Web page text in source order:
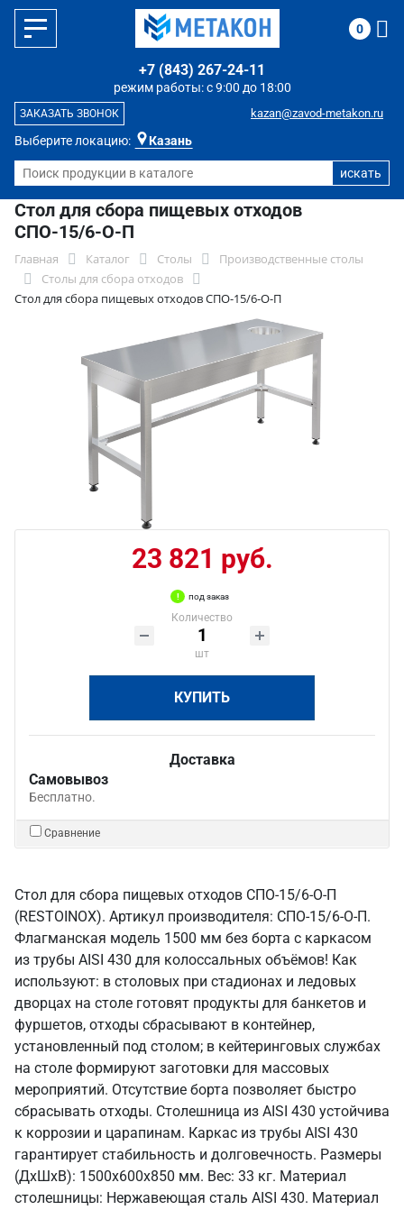
Выберите локацию: Казань
режим работы: с 9:00 до 18:00
+7 (843) 267-24-11
kazan@zavod-metakon.ru
ЗАКАЗАТЬ ЗВОНОК
0
Стол для сбора пищевых отходов
СПО-15/6-О-П
Главная Каталог Столы
Производственные столы
Столы для сбора отходов
Стол для сбора пищевых отходов СПО-15/6-О-П
23 821 руб.
под заказ
Количество
шт
КУПИТЬ
Доставка
Самовывоз
Бесплатно.
Сравнение
Стол для сбора пищевых отходов СПО-15/6-О-П
(RESTOINOX). Артикул производителя: СПО-15/6-О-П.
Флагманская модель 1500 мм без борта с каркасом
из трубы AISI 430 для колоссальных объёмов! Как
используют: в столовых при стадионах и ледовых
дворцах на столе готовят продукты для банкетов и
фуршетов, отходы сбрасывают в контейнер,
установленный под столом; в кейтеринговых службах
на столе формируют заготовки для массовых
мероприятий. Отсутствие борта позволяет быстро
сбрасывать отходы. Столешница из AISI 430 устойчива
к коррозии и царапинам. Каркас из трубы AISI 430
гарантирует стабильность и долговечность. Размеры
(ДхШхВ): 1500x600x850 мм. Вес: 33 кг. Материал
столешницы: Нержавеющая сталь AISI 430. Материал